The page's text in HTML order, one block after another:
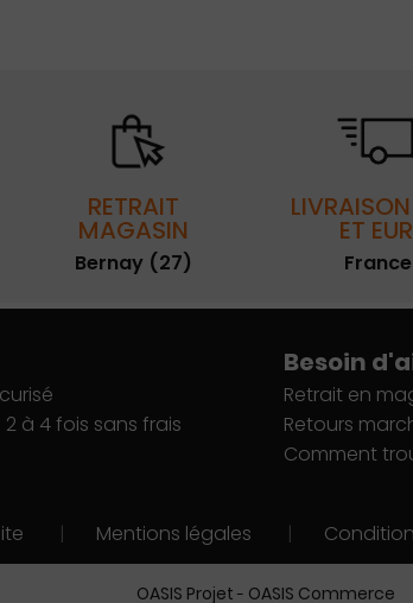
RETRAIT
MAGASIN
Bernay (27)
ET
à 4 fois sans frais
Besoin
Retrait en
Retours
Comment
| Mentions légales |
OASIS Projet - OASIS Commerce